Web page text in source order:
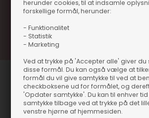
herunder cookies, til at indsamle
forskellige formål, herunder:
- Funktionalitet
- Statistik
- Marketing
Ved at trykke på 'Accepter alle' giver du
disse formål. Du kan også vælge at
formål du vil give samtykke til ved at
checkboksene ud for formålet, og
'Opdater samtykke'. Du kan til enhver
samtykke tilbage ved at trykke på det
venstre hjørne af hjemmesiden.
Læs mere og bliv medlem